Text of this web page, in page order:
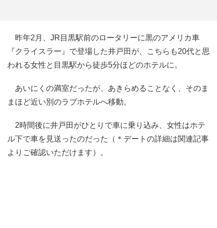
昨年2月、JR目黒駅前のロータリーに黒のアメリカ車
『クライスラー』で登場した井戸田が、こちらも20代と思
われる女性と目黒駅から徒歩5分ほどのホテルに。
あいにくの満室だったが、あきらめることなく、そのま
まほど近い別のラブホテルへ移動。
2時間後に井戸田がひとりで車に乗り込み、女性はホテ
ル下で車を見送ったのだった（＊デートの詳細は関連記事
よりご確認いただけます）。